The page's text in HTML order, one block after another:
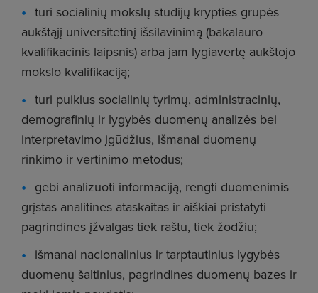
turi socialinių mokslų studijų krypties grupės
aukštąjį universitetinį išsilavinimą (bakalauro
kvalifikacinis laipsnis) arba jam lygiavertę aukštojo
mokslo kvalifikaciją;
turi puikius socialinių tyrimų, administracinių,
demografinių ir lygybės duomenų analizės bei
interpretavimo įgūdžius, išmanai duomenų
rinkimo ir vertinimo metodus;
gebi analizuoti informaciją, rengti duomenimis
grįstas analitines ataskaitas ir aiškiai pristatyti
pagrindines įžvalgas tiek raštu, tiek žodžiu;
išmanai nacionalinius ir tarptautinius lygybės
duomenų šaltinius, pagrindines duomenų bazes ir